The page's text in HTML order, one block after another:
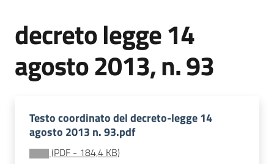
Azioni
Normativa
decreto legge 14
agosto 2013, n. 93
Testo coordinato del decreto-legge 14
agosto 2013 n. 93.pdf
(PDF - 184,4 KB)